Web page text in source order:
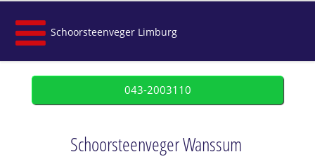
Schoorsteenveger Limburg
043-2003110
Schoorsteenveger Wanssum